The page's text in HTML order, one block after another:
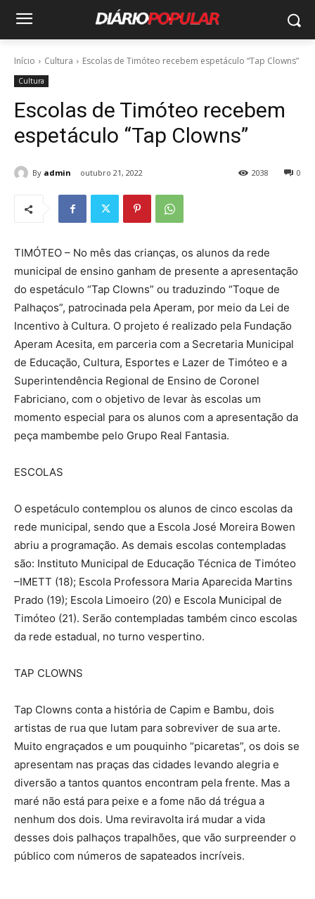
Início Cultura Escolas de Timóteo recebem espetáculo “Tap Clowns”
Cultura
Escolas de Timóteo recebem
espetáculo “Tap Clowns”
By admin outubro 21, 2022 0
2038
TIMÓTEO – No mês das crianças, os alunos da rede
municipal de ensino ganham de presente a apresentação
do espetáculo “Tap Clowns” ou traduzindo “Toque de
Palhaços”, patrocinada pela Aperam, por meio da Lei de
Incentivo à Cultura. O projeto é realizado pela Fundação
Aperam Acesita, em parceria com a Secretaria Municipal
de Educação, Cultura, Esportes e Lazer de Timóteo e a
Superintendência Regional de Ensino de Coronel
Fabriciano, com o objetivo de levar às escolas um
momento especial para os alunos com a apresentação da
peça mambembe pelo Grupo Real Fantasia.
ESCOLAS
O espetáculo contemplou os alunos de cinco escolas da
rede municipal, sendo que a Escola José Moreira Bowen
abriu a programação. As demais escolas contempladas
são: Instituto Municipal de Educação Técnica de Timóteo
–IMETT (18); Escola Professora Maria Aparecida Martins
Prado (19); Escola Limoeiro (20) e Escola Municipal de
Timóteo (21). Serão contempladas também cinco escolas
da rede estadual, no turno vespertino.
TAP CLOWNS
Tap Clowns conta a história de Capim e Bambu, dois
artistas de rua que lutam para sobreviver de sua arte.
Muito engraçados e um pouquinho “picaretas”, os dois se
apresentam nas praças das cidades levando alegria e
diversão a tantos quantos encontram pela frente. Mas a
maré não está para peixe e a fome não dá trégua a
nenhum dos dois. Uma reviravolta irá mudar a vida
desses dois palhaços trapalhões, que vão surpreender o
público com números de sapateados incríveis.